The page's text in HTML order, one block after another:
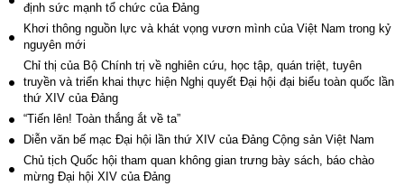
định sức mạnh tổ chức của Đảng
Khơi thông nguồn lực và khát vọng vươn mình của Việt Nam trong kỷ
nguyên mới
Chỉ thị của Bộ Chính trị về nghiên cứu, học tập, quán triệt, tuyên
truyền và triển khai thực hiện Nghị quyết Đại hội đại biểu toàn quốc lần
thứ XIV của Đảng
“Tiến lên! Toàn thắng ắt về ta”
Diễn văn bế mạc Đại hội lần thứ XIV của Đảng Cộng sản Việt Nam
Chủ tịch Quốc hội tham quan không gian trưng bày sách, báo chào
mừng Đại hội XIV của Đảng